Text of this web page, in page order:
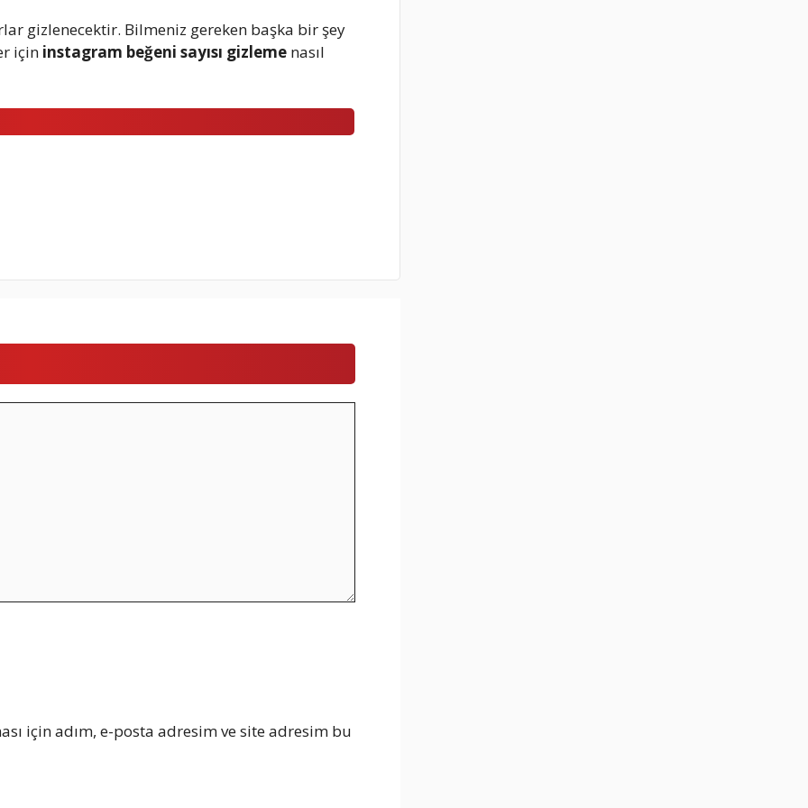
gizlenecektir. Bilmeniz gereken başka bir şey
için instagram beğeni sayısı gizleme nasıl
için adım, e-posta adresim ve site adresim bu